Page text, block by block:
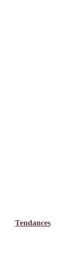
Tendances